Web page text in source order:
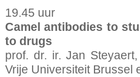
19.45 uur
Camel antibodies to
to drugs
prof. dr. ir. Jan
Vrije Universiteit Brussel